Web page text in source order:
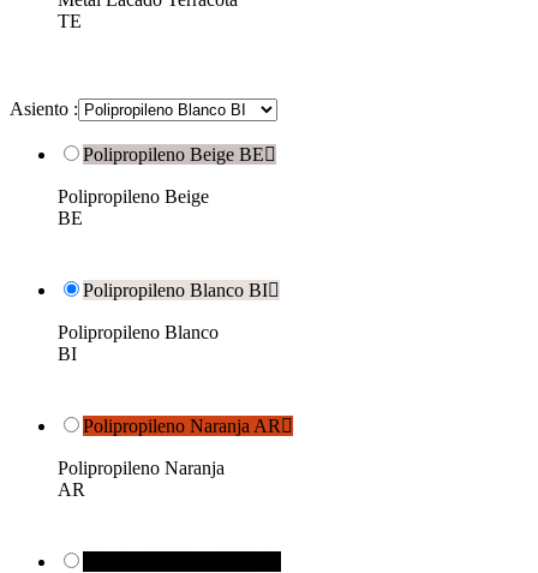
TE
Asiento :
Polipropileno Beige BE
Polipropileno Beige
BE
Polipropileno Blanco BI
Polipropileno Blanco
BI
Polipropileno Naranja AR 
Polipropileno Naranja
AR